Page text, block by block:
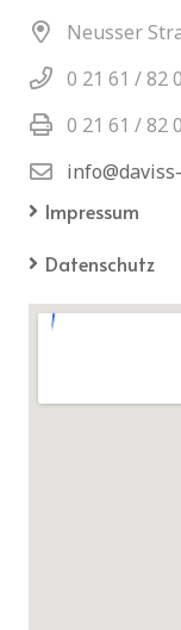
Neusser
0 21 61 / 82
0 21 61 / 82
Impressum
Datenschutz